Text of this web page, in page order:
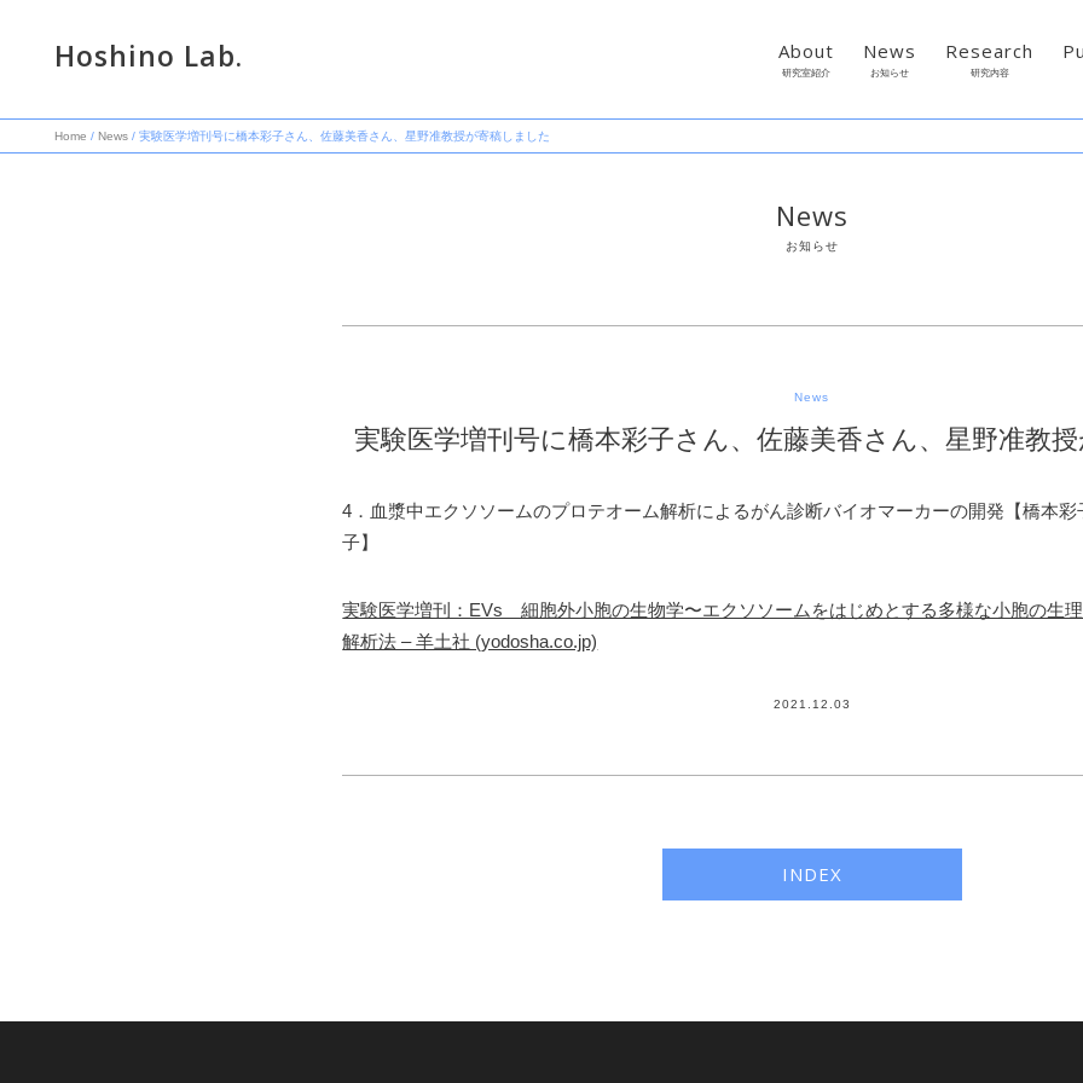
Hoshino Lab. About
研究室紹介
News
お知らせ
Research
研究内容
Home / News / 実験医学増刊号に橋本彩子さん、佐藤美香さん、星野准教授が寄稿しました
News
お知らせ
News
実験医学増刊号に橋本彩子さん、佐藤美香さん、星野准教
4．血漿中エクソソームのプロテオーム解析によるがん診断バイオマーカーの開発【橋本
子】
実験医学増刊：EVs 細胞外小胞の生物学〜エクソソームをはじめとする多様な小胞の生
解析法 – 羊土社 (yodosha.co.jp)
2021.12.03
INDEX